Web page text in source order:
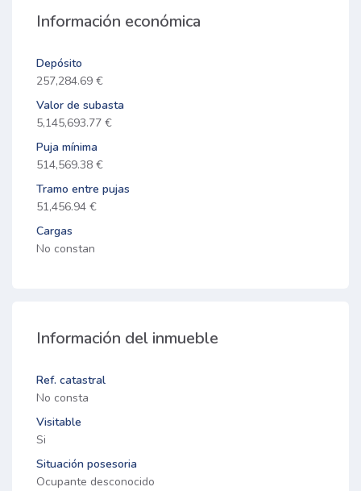
Información económica
Depósito
257,284.69 €
Valor de subasta
5,145,693.77 €
Puja mínima
514,569.38 €
Tramo entre pujas
51,456.94 €
Cargas
No constan
Información del inmueble
Ref. catastral
No consta
Visitable
Si
Situación posesoria
Ocupante desconocido